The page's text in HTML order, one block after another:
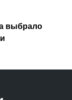
выбрало